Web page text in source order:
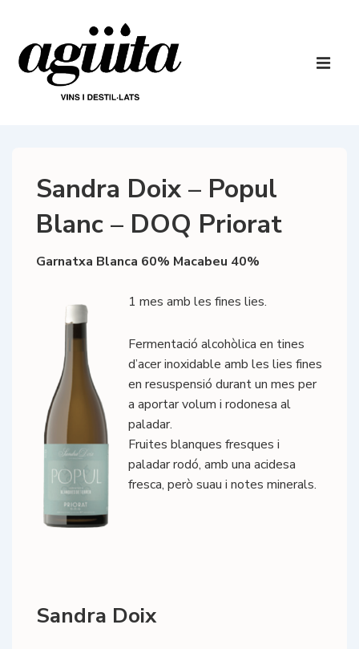
contingut
principal
Sandra Doix – Popul
Blanc – DOQ Priorat
Garnatxa Blanca 60% Macabeu 40%
1 mes amb les fines lies.
Fermentació alcohòlica en tines
d’acer inoxidable amb les lies fines
en resuspensió durant un mes per
a aportar volum i rodonesa al
paladar.
Fruites blanques fresques i
paladar rodó, amb una acidesa
fresca, però suau i notes minerals.
Sandra Doix